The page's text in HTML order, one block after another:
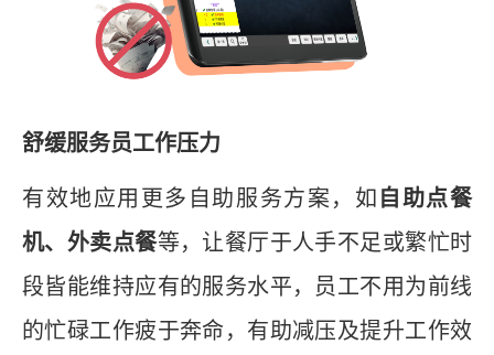
舒缓服务员工作压力
有效地应用更多自助服务方案，如自助点餐
机、外卖点餐等，让餐厅于人手不足或繁忙时
段皆能维持应有的服务水平，员工不用为前线
的忙碌工作疲于奔命，有助减压及提升工作效